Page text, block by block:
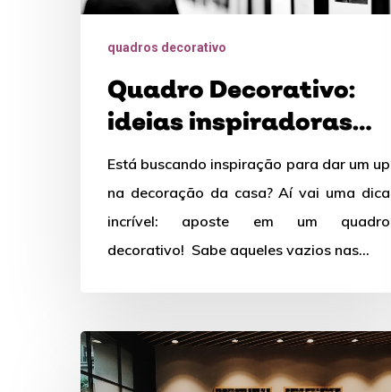
para
transformar
quadros decorativo
Quadro Decorativo:
ideias inspiradoras
para transformar sua
casa
Está buscando inspiração para dar um up
na decoração da casa? Aí vai uma dica
incrível: aposte em um quadro
decorativo! Sabe aqueles vazios nas…
Saiba
todas